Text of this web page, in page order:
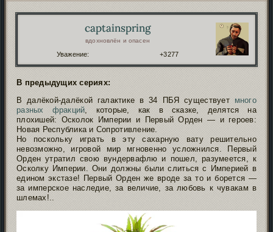
captainspring
вдохновлён и опасен
Уважение: +3277
В предыдущих сериях:
В далёкой-далёкой галактике в 34 ПБЯ существует много
разных фракций, которые, как в сказке, делятся на
плохишей: Осколок Империи и Первый Орден — и героев:
Новая Республика и Сопротивление.
Но поскольку играть в эту сахарную вату решительно
невозможно, игровой мир мгновенно усложнился. Первый
Орден утратил свою вундервафлю и пошел, разумеется, к
Осколку Империи. Они должны были слиться с Империей в
едином экстазе! Первый Орден же вроде за то и борется —
за имперское наследие, за величие, за любовь к чувакам в
шлемах!..